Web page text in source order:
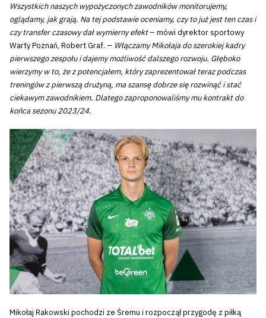
Wszystkich naszych wypożyczonych zawodników monitorujemy,
oglądamy, jak grają. Na tej podstawie oceniamy, czy to już jest ten czas i
czy transfer czasowy dał wymierny efekt– mówi dyrektor sportowy
Warty Poznań, Robert Graf. – Włączamy Mikołaja do szerokiej kadry
pierwszego zespołu i dajemy możliwość dalszego rozwoju. Głęboko
wierzymy w to, że z potencjałem, który zaprezentował teraz podczas
treningów z pierwszą drużyną, ma szansę dobrze się rozwinąć i stać
ciekawym zawodnikiem. Dlatego zaproponowaliśmy mu kontrakt do
końca sezonu 2023/24.
Mikołaj Rakowski pochodzi ze Śremu i rozpoczął przygodę z piłką